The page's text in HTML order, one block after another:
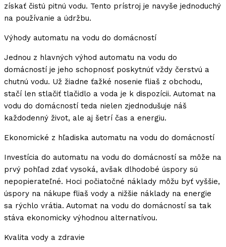
získať čistú pitnú vodu. Tento prístroj je navyše jednoduchý
na používanie a údržbu.
Výhody automatu na vodu do domácností
Jednou z hlavných výhod automatu na vodu do
domácností je jeho schopnosť poskytnúť vždy čerstvú a
chutnú vodu. Už žiadne ťažké nosenie fliaš z obchodu,
stačí len stlačiť tlačidlo a voda je k dispozícii. Automat na
vodu do domácností teda nielen zjednodušuje náš
každodenný život, ale aj šetrí čas a energiu.
Ekonomické z hľadiska automatu na vodu do domácností
Investícia do automatu na vodu do domácností sa môže na
prvý pohľad zdať vysoká, avšak dlhodobé úspory sú
nepopierateľné. Hoci počiatočné náklady môžu byť vyššie,
úspory na nákupe fliaš vody a nižšie náklady na energie
sa rýchlo vrátia. Automat na vodu do domácností sa tak
stáva ekonomicky výhodnou alternatívou.
Kvalita vody a zdravie